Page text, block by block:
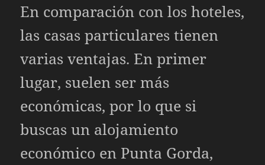
En comparación con los hoteles,
las casas particulares tienen
varias ventajas. En primer
lugar, suelen ser más
económicas, por lo que si
buscas un alojamiento
económico en Punta Gorda,